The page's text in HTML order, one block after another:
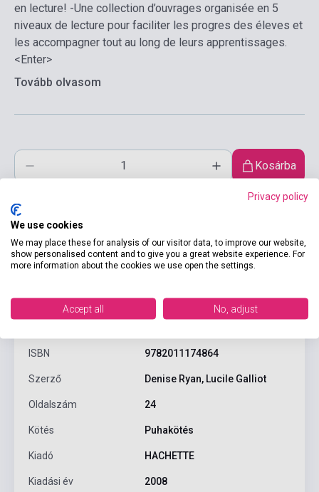
en lecture! -Une collection d’ouvrages organisée en 5
niveaux de lecture pour faciliter les progres des éleves et
les accompagner tout au long de leurs apprentissages.
<Enter>
Tovább olvasom
Kosárba
Termékjellemzők
ISBN 9782011174864
Szerző Denise Ryan, Lucile Galliot
Oldalszám 24
Kötés Puhakötés
Kiadó HACHETTE
Kiadási év 2008
Privacy policy
We use cookies
We may place these for analysis of our visitor data, to improve our website,
show personalised content and to give you a great website experience. For
more information about the cookies we use open the settings.
Accept all No, adjust